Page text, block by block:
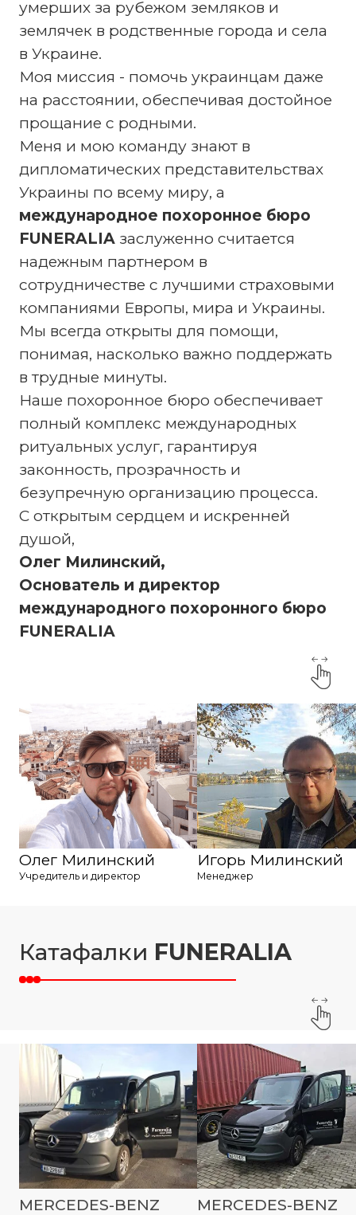
умерших за рубежом земляков и
землячек в родственные города и села
в Украине.
Моя миссия - помочь украинцам даже
на расстоянии, обеспечивая достойное
прощание с родными.
Меня и мою команду знают в
дипломатических представительствах
Украины по всему миру, а
международное похоронное бюро
FUNERALIAзаслуженно считается
надежным партнером в
сотрудничестве с лучшими страховыми
компаниями Европы, мира и Украины.
Мы всегда открыты для помощи,
понимая, насколько важно поддержать
в трудные минуты.
Наше похоронное бюро обеспечивает
полный комплекс международных
ритуальных услуг, гарантируя
законность, прозрачность и
безупречную организацию процесса.
С открытым сердцем и искренней
душой,
Олег Милинский,
Основатель и директор
международного похоронного бюро
FUNERALIA
Олег Милинский
Учредитель и директор
Игорь Милинский
Менеджер
Катафалки FUNERALIA
MERCEDES-BENZ
MERCEDES-BENZ